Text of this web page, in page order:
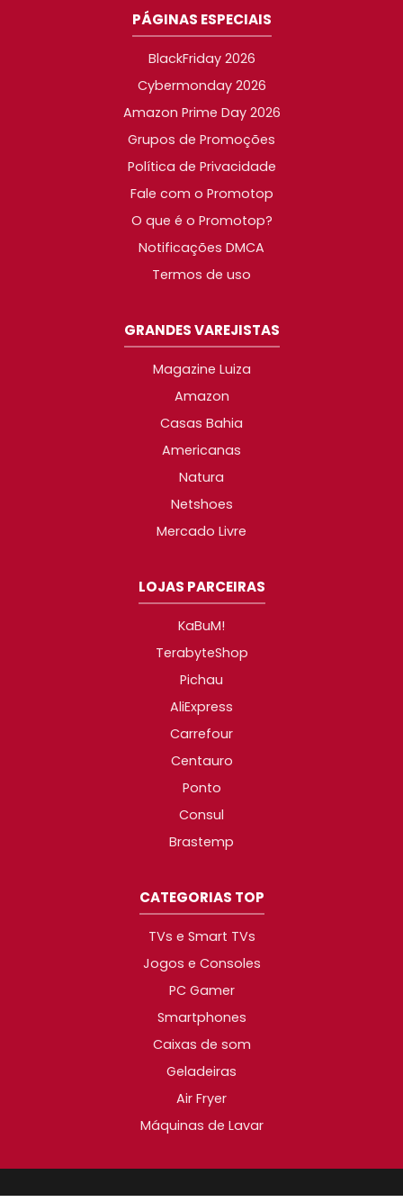
PÁGINAS ESPECIAIS
BlackFriday 2026
Cybermonday 2026
Amazon Prime Day 2026
Grupos de Promoções
Política de Privacidade
Fale com o Promotop
O que é o Promotop?
Notificações DMCA
Termos de uso
GRANDES VAREJISTAS
Magazine Luiza
Amazon
Casas Bahia
Americanas
Natura
Netshoes
Mercado Livre
LOJAS PARCEIRAS
KaBuM!
TerabyteShop
Pichau
AliExpress
Carrefour
Centauro
Ponto
Consul
Brastemp
CATEGORIAS TOP
TVs e Smart TVs
Jogos e Consoles
PC Gamer
Smartphones
Caixas de som
Geladeiras
Air Fryer
Máquinas de Lavar